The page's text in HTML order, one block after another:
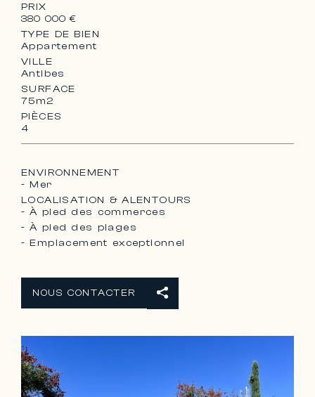
PRIX
380 000 €
TYPE DE BIEN
Appartement
VILLE
Antibes
SURFACE
75m2
PIÈCES
4
ENVIRONNEMENT
- Mer
LOCALISATION & ALENTOURS
- À pied des commerces
- À pied des plages
- Emplacement exceptionnel
NOUS CONTACTER